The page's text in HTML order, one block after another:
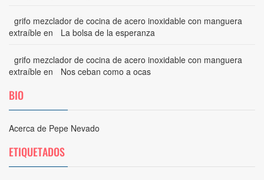
grifo mezclador de cocina de acero inoxidable con manguera
extraíble en La bolsa de la esperanza
grifo mezclador de cocina de acero inoxidable con manguera
extraíble en Nos ceban como a ocas
BIO
Acerca de Pepe Nevado
ETIQUETADOS